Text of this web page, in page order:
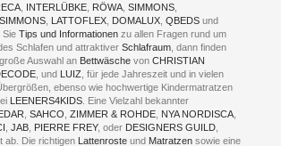
für eine Showroom Terminreservierung
Uhr
UND
RESERVIERUNG
INTERLÜBKE RÖWA ,SIMMONS
LATTOFLEX DOMALUX ,QBEDS und
SieTips und Informationen zu allen Fragen rund um
Schlafen und attraktiverSchlafraum , dann finden
Auswahl an Bettwäsche vonCHRISTIAN
, und LUIZ , für jede Jahreszeit und in vielen
ebenso wie hochwertige Kindermatratzen
LEENERS4KIDS . Eine Vielzahl bekannter
,SAHCO ,ZIMMER & ROHDE NYA NORDISCA
,JAB PIERRE FREY, oder DESIGNERS GUILD
ab. Die richtigen Lattenroste und Matratzen sowie eine